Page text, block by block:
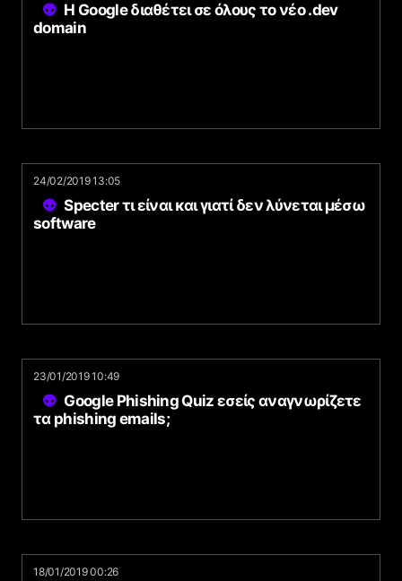
Η Google διαθέτει σε όλους το νέο .dev
domain
24/02/2019 13:05
Specter τι είναι και γιατί δεν λύνεται μέσω
software
23/01/2019 10:49
Google Phishing Quiz εσείς αναγνωρίζετε
τα phishing emails;
18/01/2019 00:26